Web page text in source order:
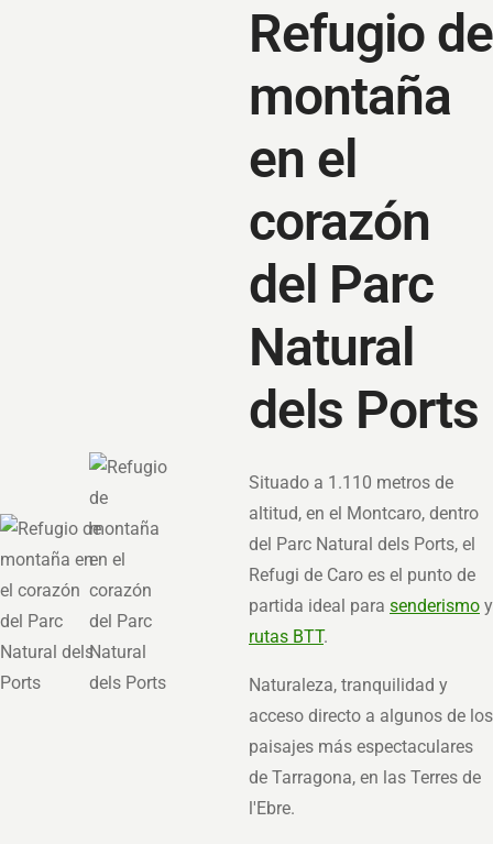
Refugio de
montaña
en el
corazón
del Parc
Natural
dels Ports
Situado a 1.110 metros de
altitud, en el Montcaro, dentro
del Parc Natural dels Ports, el
Refugi de Caro es el punto de
partida ideal para senderismo y
rutas BTT.
Naturaleza, tranquilidad y
acceso directo a algunos de los
paisajes más espectaculares
de Tarragona, en las Terres de
l'Ebre.